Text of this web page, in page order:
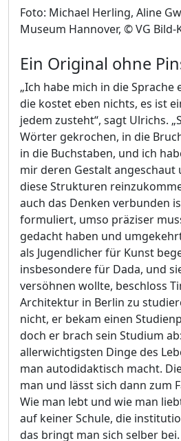
Foto: Michael Herling, Aline
Museum Hannover, © VG Bild-
Ein Original ohne
„Ich habe mich in die Sprache
die kostet eben nichts, es ist
jedem zusteht“, sagt Ulrichs.
Wörter gekrochen, in die
in die Buchstaben, und ich
mir deren Gestalt angeschaut
diese Strukturen
auch das Denken verbunden
formuliert, umso präziser
gedacht haben und
als Jugendlicher für Kunst
insbesondere für Dada, und
versöhnen wollte, beschloss
Architektur in Berlin zu
nicht, er bekam einen
doch er brach sein Studium
allerwichtigsten Dinge des
man autodidaktisch macht.
man und lässt sich dann zum
Wie man lebt und wie man
auf keiner Schule, die
das bringt man sich selber